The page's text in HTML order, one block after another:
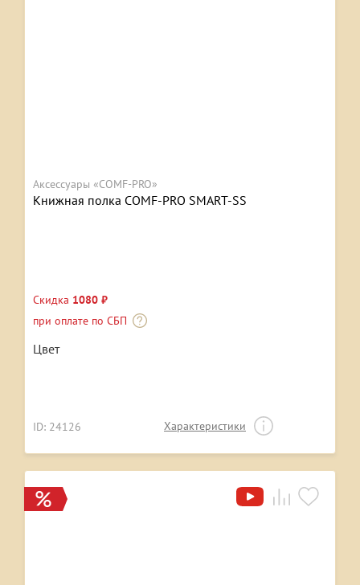
Аксессуары «COMF-PRO»
Книжная полка COMF-PRO SMART-SS
Скидка 1080 ₽
при оплате по СБП
Цвет
ID: 24126 Характеристики